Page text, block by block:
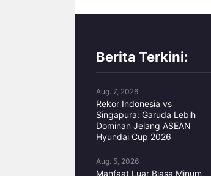
Berita Terkini:
Aug. 7, 2026
Rekor Indonesia vs
Singapura: Garuda Lebih
Dominan Jelang ASEAN
Hyundai Cup 2026
Aug. 5, 2026
Manfaat Luar Biasa Minum